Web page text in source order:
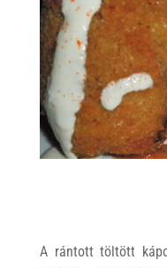
A rántott töltött